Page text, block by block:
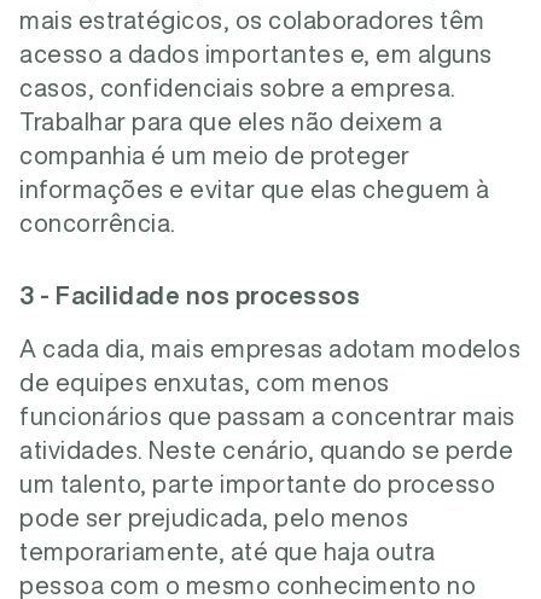
mais estratégicos, os colaboradores têm
acesso a dados importantes e, em alguns
casos, confidenciais sobre a empresa.
Trabalhar para que eles não deixem a
companhia é um meio de proteger
informações e evitar que elas cheguem à
concorrência.
3 - Facilidade nos processos
A cada dia, mais empresas adotam modelos
de equipes enxutas, com menos
funcionários que passam a concentrar mais
atividades. Neste cenário, quando se perde
um talento, parte importante do processo
pode ser prejudicada, pelo menos
temporariamente, até que haja outra
pessoa com o mesmo conhecimento no